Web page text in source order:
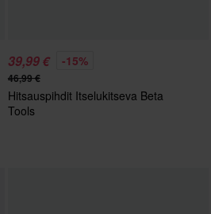
39,99 € -15%
46,99 €
Hitsauspihdit Itselukitseva Beta
Tools